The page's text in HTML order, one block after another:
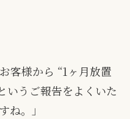
客様から “1ヶ月放置
いうご報告をよくいた
ね。」